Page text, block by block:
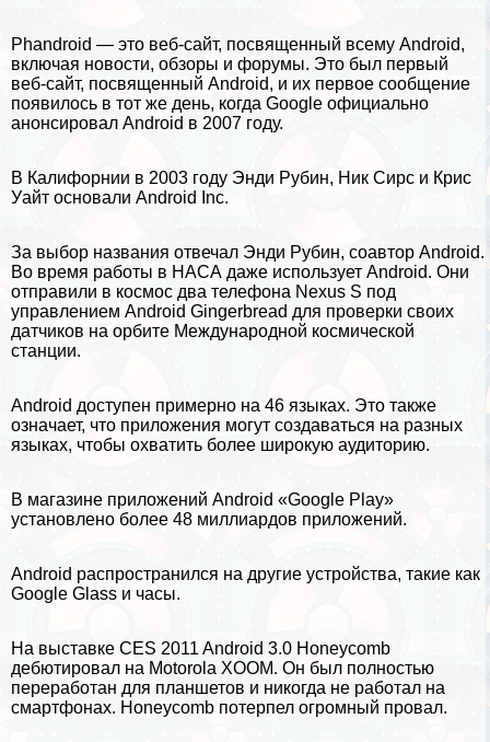
Phandroid — это веб-сайт, посвященный всему Android,
включая новости, обзоры и форумы. Это был первый
веб-сайт, посвященный Android, и их первое сообщение
появилось в тот же день, когда Google официально
анонсировал Android в 2007 году.
В Калифорнии в 2003 году Энди Рубин, Ник Сирс и Крис
Уайт основали Android Inc.
За выбор названия отвечал Энди Рубин, соавтор Android.
Во время работы в НАСА даже использует Android. Они
отправили в космос два телефона Nexus S под
управлением Android Gingerbread для проверки своих
датчиков на орбите Международной космической
станции.
Android доступен примерно на 46 языках. Это также
означает, что приложения могут создаваться на разных
языках, чтобы охватить более широкую аудиторию.
В магазине приложений Android «Google Play»
установлено более 48 миллиардов приложений.
Android распространился на другие устройства, такие как
Google Glass и часы.
На выставке CES 2011 Android 3.0 Honeycomb
дебютировал на Motorola XOOM. Он был полностью
переработан для планшетов и никогда не работал на
смартфонах. Honeycomb потерпел огромный провал.